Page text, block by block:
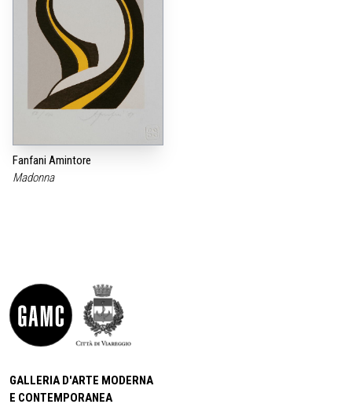
Fanfani Amintore
Madonna
GALLERIA D'ARTE MODERNA
E CONTEMPORANEA